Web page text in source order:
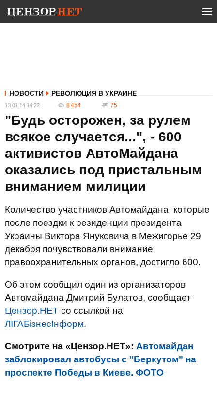
НОВОСТИ РЕВОЛЮЦИЯ В УКРАИНЕ
13.01.14 14:22 8 454 75
"Будь осторожен, за рулем
всякое случается...", - 600
активистов АвтоМайдана
оказались под пристальным
вниманием милиции
Количество участников Автомайдана, которые
после поездки к резиденции президента
Украины Виктора Януковича в Межигорье 29
декабря почувствовали внимание
правоохранительных органов, достигло 600.
Об этом сообщил один из организаторов
Автомайдана Дмитрий Булатов, сообщает
Цензор.НЕТ со ссылкой на
ЛІГАБізнесІнформ.
Смотрите на «Цензор.НЕТ»: Автомайдан
заблокировал автобусы с "Беркутом" на
проспекте Победы в Киеве. ФОТО